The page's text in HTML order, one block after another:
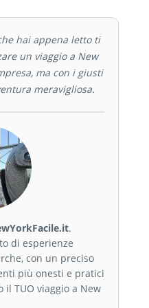
hai appena letto ti
un viaggio a New
ma con i giusti
meravigliosa.
.
di esperienze
con un preciso
più onesti e pratici
il TUO viaggio a New